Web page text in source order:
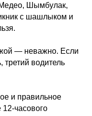
Шымбулак,
с шашлыком и
— неважно. Если
третий водитель
и правильное
часового